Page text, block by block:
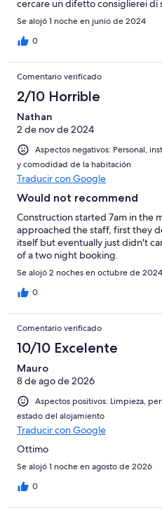
cercare un difetto consiglierei di
esterne, le alette non sono facili
un appendino per le tovaglie.
buona colazione, personale
Se alojó 1 noche en junio de 2024
0
Comentario verificado
2/10 Horrible
Nathan
2 de nov de 2024
Aspectos negativos: Personal,
y comodidad de la habitación
Traducir con Google
Would not recommend
Construction started 7am in the
approached the staff, first they
itself but eventually just didn't
of a two night booking.
Se alojó 2 noches en octubre de 2024
0
Comentario verificado
10/10 Excelente
Mauro
8 de ago de 2026
Aspectos positivos: Limpieza,
estado del alojamiento
Traducir con Google
Ottimo
Se alojó 1 noche en agosto de 2026
0